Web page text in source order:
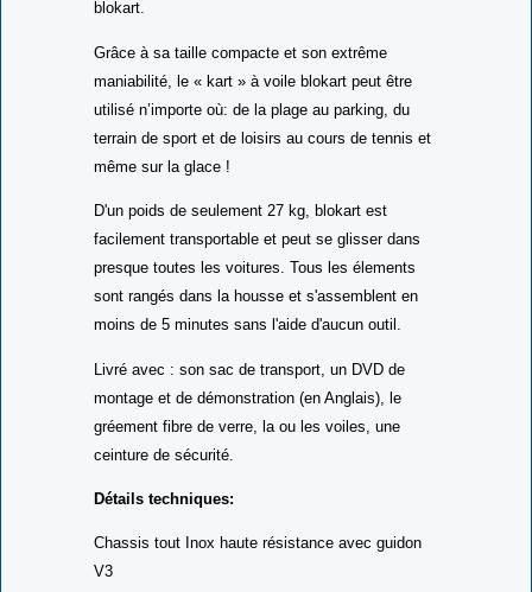
aux personnes handicapés, peuvent profiter du
blokart.
Grâce à sa taille compacte et son extrême
maniabilité, le « kart » à voile blokart peut être
utilisé n’importe où: de la plage au parking, du
terrain de sport et de loisirs au cours de tennis et
même sur la glace !
D'un poids de seulement 27 kg, blokart est
facilement transportable et peut se glisser dans
presque toutes les voitures. Tous les élements
sont rangés dans la housse et s'assemblent en
moins de 5 minutes sans l'aide d'aucun outil.
Livré avec : son sac de transport, un DVD de
montage et de démonstration (en Anglais), le
gréement fibre de verre, la ou les voiles, une
ceinture de sécurité.
Détails techniques:
Chassis tout Inox haute résistance avec guidon